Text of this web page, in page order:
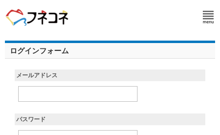
ログインフォーム
メールアドレス
パスワード